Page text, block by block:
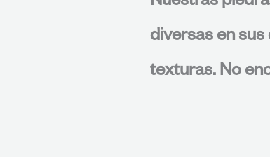
diversas en
texturas. No